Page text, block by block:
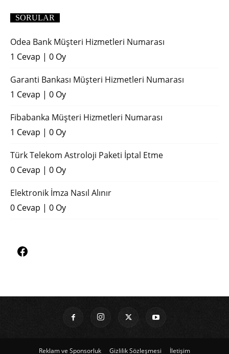
SORULAR
Odea Bank Müşteri Hizmetleri Numarası
1 Cevap | 0 Oy
Garanti Bankası Müşteri Hizmetleri Numarası
1 Cevap | 0 Oy
Fibabanka Müşteri Hizmetleri Numarası
1 Cevap | 0 Oy
Türk Telekom Astroloji Paketi İptal Etme
0 Cevap | 0 Oy
Elektronik İmza Nasıl Alınır
0 Cevap | 0 Oy
Reklam ve Sponsorluk Gizlilik Sözleşmesi İletişim